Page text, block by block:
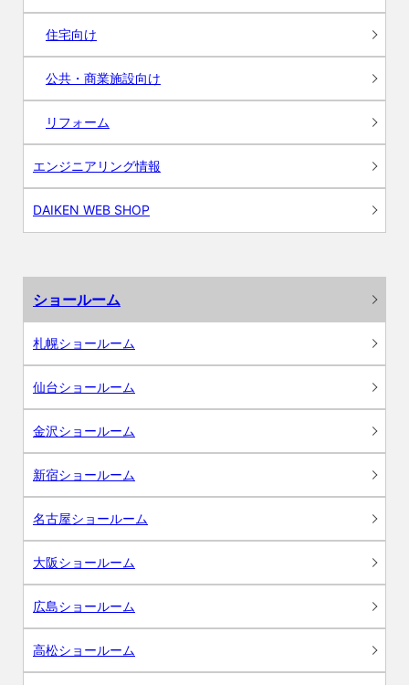
住宅向け
公共・商業施設向け
リフォーム
エンジニアリング情報
DAIKEN WEB SHOP
ショールーム
札幌ショールーム
仙台ショールーム
金沢ショールーム
新宿ショールーム
名古屋ショールーム
大阪ショールーム
広島ショールーム
高松ショールーム